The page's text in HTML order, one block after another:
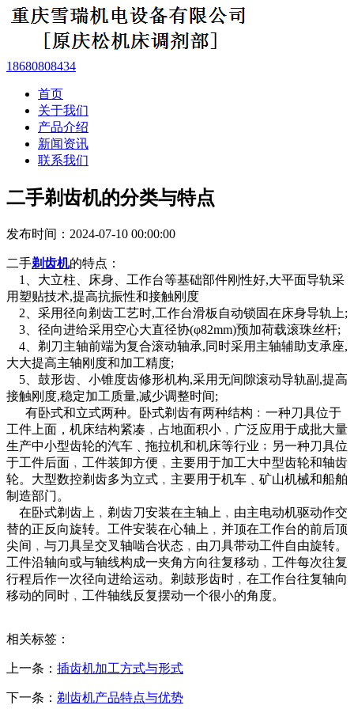
18680808434
首页
关于我们
产品介绍
新闻资讯
联系我们
二手剃齿机的分类与特点
发布时间：2024-07-10 00:00:00
二手剃齿机的特点：
1、大立柱、床身、工作台等基础部件刚性好,大平面导轨采
用塑贴技术,提高抗振性和接触刚度
2、采用径向剃齿工艺时,工作台滑板自动锁固在床身导轨上;
3、径向进给采用空心大直径协(φ82mm)预加荷载滚珠丝杆;
4、剃刀主轴前端为复合滚动轴承,同时采用主轴辅助支承座,
大大提高主轴刚度和加工精度;
5、鼓形齿、小锥度齿修形机构,采用无间隙滚动导轨副,提高
接触刚度,稳定加工质量,减少调整时间;
有卧式和立式两种。卧式剃齿有两种结构﹕一种刀具位于
工件上面，机床结构紧凑﹐占地面积小﹐广泛应用于成批大量
生产中小型齿轮的汽车﹑拖拉机和机床等行业﹔另一种刀具位
于工件后面﹐工件装卸方便﹐主要用于加工大中型齿轮和轴齿
轮。大型数控剃齿多为立式﹐主要用于机车﹑矿山机械和船舶
制造部门。
在卧式剃齿上﹐剃齿刀安装在主轴上﹐由主电动机驱动作交
替的正反向旋转。工件安装在心轴上﹐并顶在工作台的前后顶
尖间﹐与刀具呈交叉轴啮合状态﹐由刀具带动工件自由旋转。
工件沿轴向或与轴线构成一夹角方向往复移动﹐工件每次往复
行程后作一次径向进给运动。剃鼓形齿时﹐在工作台往复轴向
移动的同时﹐工件轴线反复摆动一个很小的角度。
相关标签：
上一条： 插齿机加工方式与形式
下一条： 剃齿机产品特点与优势